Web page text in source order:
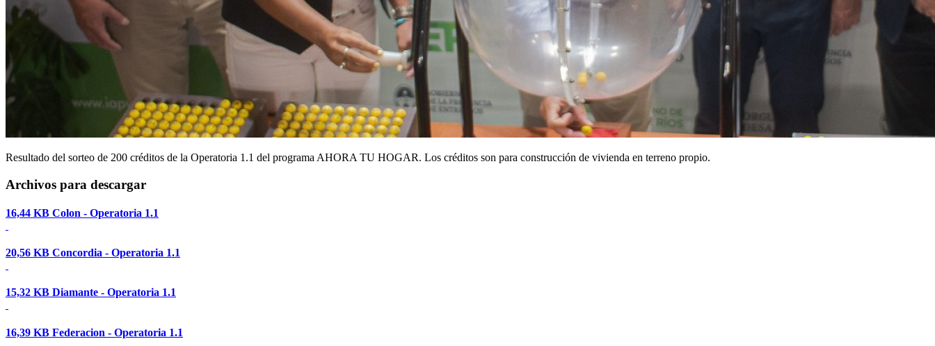
Resultado del sorteo de 200 créditos de la Operatoria 1.1 del programa AHORA TU HOGAR. Los créditos son para construcción de vivienda en terreno propio.
Archivos para descargar
16,44 KB Colon - Operatoria 1.1
20,56 KB Concordia - Operatoria 1.1
15,32 KB Diamante - Operatoria 1.1
16,39 KB Federacion - Operatoria 1.1